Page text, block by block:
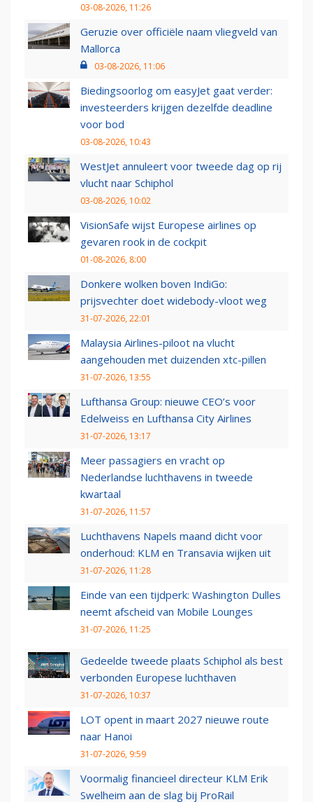
03-08-2026, 11:26
Geruzie over officiële naam vliegveld van
Mallorca
03-08-2026, 11:06
Biedingsoorlog om easyJet gaat verder:
investeerders krijgen dezelfde deadline
voor bod
03-08-2026, 10:43
WestJet annuleert voor tweede dag op rij
vlucht naar Schiphol
03-08-2026, 10:02
VisionSafe wijst Europese airlines op
gevaren rook in de cockpit
01-08-2026, 8:00
Donkere wolken boven IndiGo:
prijsvechter doet widebody-vloot weg
31-07-2026, 22:01
Malaysia Airlines-piloot na vlucht
aangehouden met duizenden xtc-pillen
31-07-2026, 13:55
Lufthansa Group: nieuwe CEO’s voor
Edelweiss en Lufthansa City Airlines
31-07-2026, 13:17
Meer passagiers en vracht op
Nederlandse luchthavens in tweede
kwartaal
31-07-2026, 11:57
Luchthavens Napels maand dicht voor
onderhoud: KLM en Transavia wijken uit
31-07-2026, 11:28
Einde van een tijdperk: Washington Dulles
neemt afscheid van Mobile Lounges
31-07-2026, 11:25
Gedeelde tweede plaats Schiphol als best
verbonden Europese luchthaven
31-07-2026, 10:37
LOT opent in maart 2027 nieuwe route
naar Hanoi
31-07-2026, 9:59
Voormalig financieel directeur KLM Erik
Swelheim aan de slag bij ProRail